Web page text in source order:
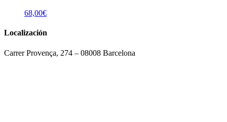
68,00€
Localización
Carrer Provença, 274 – 08008 Barcelona